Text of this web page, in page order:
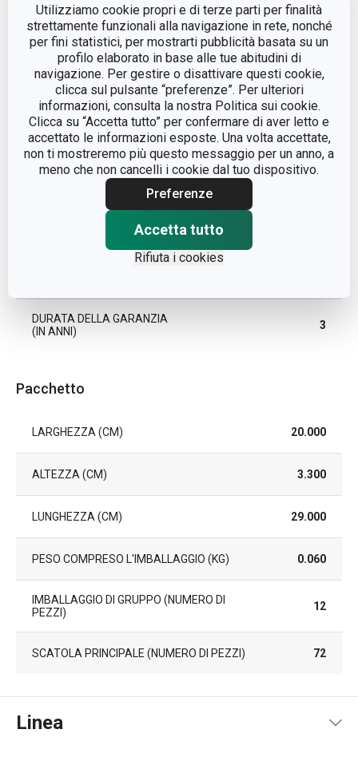
Utilizziamo cookie propri e di terze parti per finalità
strettamente funzionali alla navigazione in rete, nonché
per fini statistici, per mostrarti pubblicità basata su un
profilo elaborato in base alle tue abitudini di
navigazione. Per gestire o disattivare questi cookie,
clicca sul pulsante “preferenze”. Per ulteriori
informazioni, consulta la nostra Politica sui cookie.
Clicca su “Accetta tutto” per confermare di aver letto e
accettato le informazioni esposte. Una volta accettate,
non ti mostreremo più questo messaggio per un anno, a
meno che non cancelli i cookie dal tuo dispositivo.
Preferenze
Accetta tutto
Rifiuta i cookies
CATEGORIA
conservazione degli
alimenti
LINEA DI PRODOTTO 4FOOD
MATERIALE plastica
sacchetto per alimenti
DURATA DELLA GARANZIA
(IN ANNI)
3
Pacchetto
LARGHEZZA (CM) 20.000
ALTEZZA (CM) 3.300
LUNGHEZZA (CM) 29.000
PESO COMPRESO L'IMBALLAGGIO (KG) 0.060
IMBALLAGGIO DI GRUPPO (NUMERO DI
PEZZI)
12
SCATOLA PRINCIPALE (NUMERO DI PEZZI) 72
Linea